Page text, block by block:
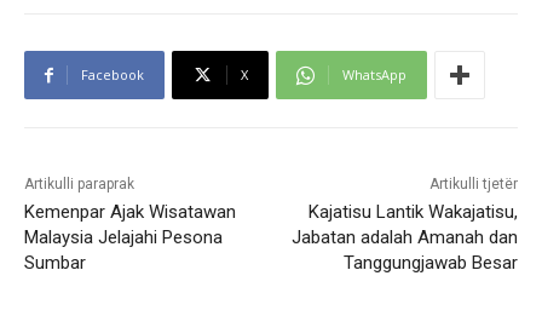
Facebook X WhatsApp
Artikulli paraprak
Kemenpar Ajak Wisatawan
Malaysia Jelajahi Pesona
Sumbar
Artikulli tjetër
Kajatisu Lantik Wakajatisu,
Jabatan adalah Amanah dan
Tanggungjawab Besar